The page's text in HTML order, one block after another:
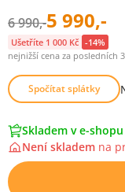
6 990,-5 990,-
Ušetříte 1 000 Kč -14%
nejnižší cena za posledních
Spočítat splátky
Skladem v e-shopu
Není skladem na